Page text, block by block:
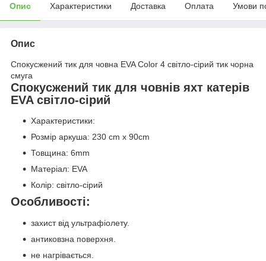
Опис Характеристики Доставка Оплата Умови
Опис
Спокусжений тик для човна EVA Color 4 світло-сірий тик чорна
смуга
Спокусжений тик для човнів яхт катерів
EVA світло-сірий
Характеристики:
Розмір аркуша: 230 cm x 90cm
Товщина: 6mm
Матеріал: EVA
Колір: світло-сірий
Особливості:
захист від ультрафіолету.
антиковзна поверхня.
не нагрівається.